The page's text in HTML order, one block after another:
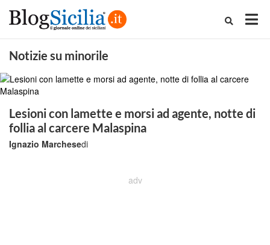
Notizie su minorile
Lesioni con lamette e morsi ad agente, notte di
follia al carcere Malaspina
di
Ignazio Marchese